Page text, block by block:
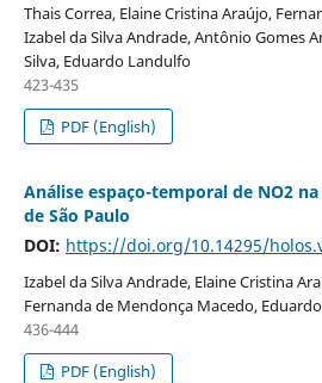
Thais Correa, Elaine Cristina Araújo,
Izabel da Silva Andrade, Antônio Gomes
Silva, Eduardo Landulfo
423-435
PDF (English)
Análise espaço-temporal de NO2
de São Paulo
DOI: https://doi.org/10.14295/
Izabel da Silva Andrade, Elaine Cristina
Fernanda de Mendonça Macedo,
436-444
PDF (English)